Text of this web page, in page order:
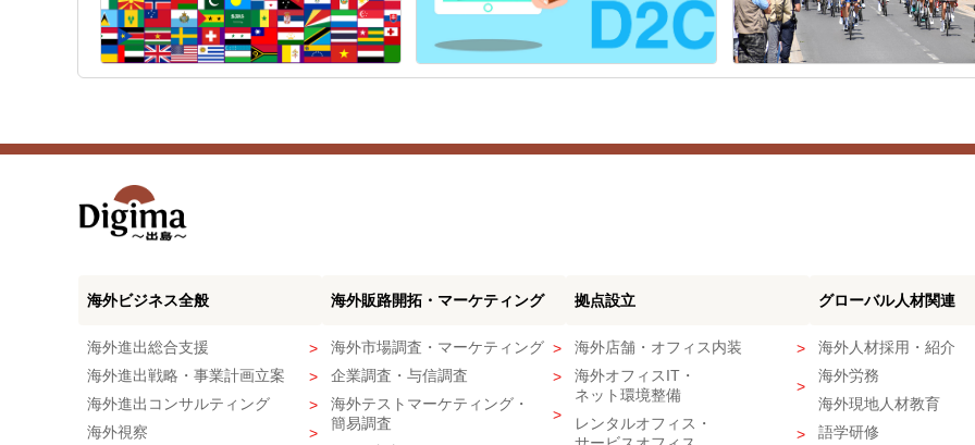
海外ビジネス全般
海外進出総合支援
海外進出戦略・事業計画立案
海外進出コンサルティング
海外視察
海外販路開拓・マーケティング
海外市場調査・マーケティング
企業調査・与信調査
海外テストマーケティング・
簡易調査
拠点設立
海外店舗・オフィス内装
海外オフィスIT・
ネット環境整備
レンタルオフィス・
グローバル人材関連
海外人材採用・紹介
海外労務
海外現地人材教育
語学研修